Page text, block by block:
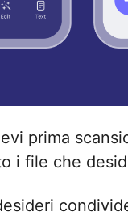
prima
i file che